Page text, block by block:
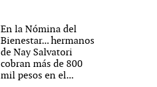
En la Nómina del
Bienestar... hermanos
de Nay Salvatori
cobran más de 800
mil pesos en el...